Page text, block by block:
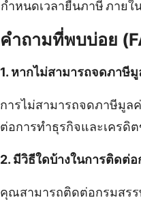
กำหนดเวลายื่นภาษีภายใ
คำถามที่พบบ่อย
1. หากไม่สามารถจดภาษี
การไม่สามารถจดภาษีมูล
ต่อการทำธุรกิจและเครดิ
2. มีวิธีใดบ้างในการติดต่
คุณสามารถติดต่อกรมสรร